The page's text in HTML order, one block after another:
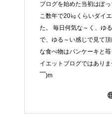
ブログを始めた当初はぽ
こ数年で20㎏くらいダイ
た。 毎日何気な～く、ゆ
で、ゆる～い感じで見て
な食べ物はパンケーキと
イエットブログではあり
￣)m